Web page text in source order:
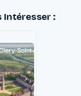
Intéresser :